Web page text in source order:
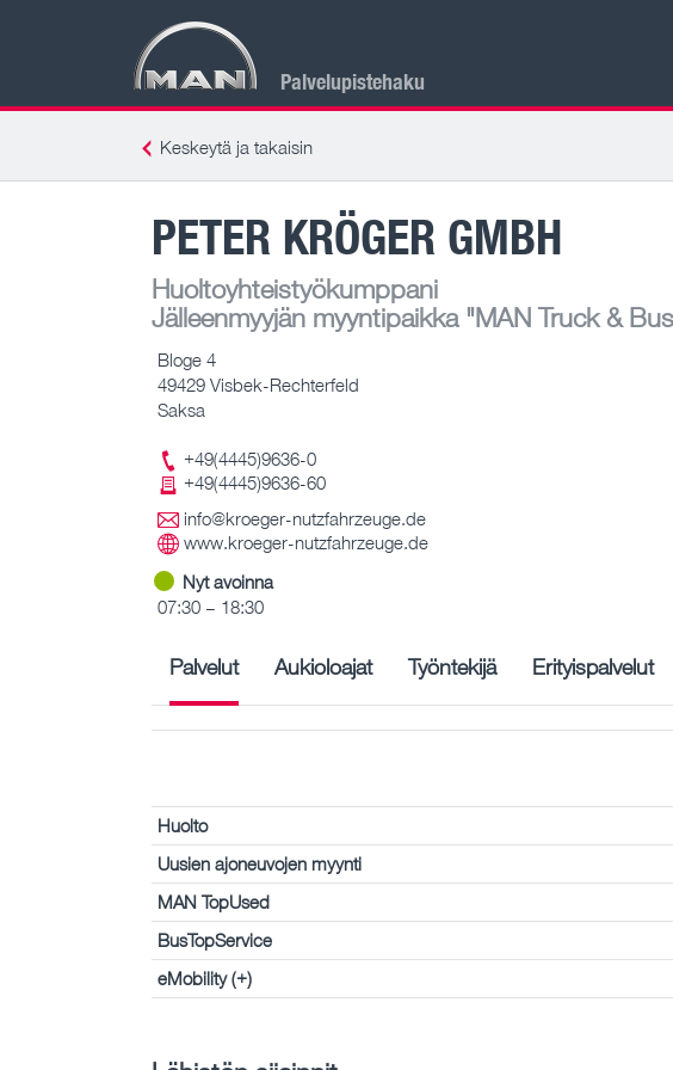
Palvelupistehaku
Keskeytä ja takaisin
PETER KRÖGER GMBH
Huoltoyhteistyökumppani
Jälleenmyyjän myyntipaikka"MAN Truck &
Bloge 4
49429 Visbek-Rechterfeld
Saksa
+49(4445)9636-0
+49(4445)9636-60
info@kroeger-nutzfahrzeuge.de
www.kroeger-nutzfahrzeuge.de
Nyt avoinna
07:30 – 18:30
Palvelut Aukioloajat Työntekijä Erityispalvelut
Huolto
Uusien ajoneuvojen myynti
MAN TopUsed
BusTopService
eMobility (+)